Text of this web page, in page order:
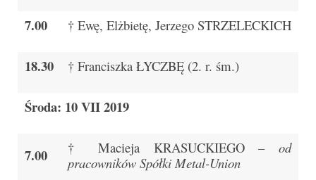
Kaplica Adoracji
Pracownicy
Nabożeństwa różne
7.00 † Ewę, Elżbietę, Jerzego STRZELECKICH
18.30 † Franciszka ŁYCZBĘ (2. r. śm.)
Środa: 10 VII 2019
7.00 † Macieja KRASUCKIEGO – od
pracowników Spółki Metal-Union